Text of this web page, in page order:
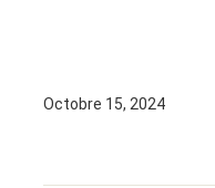
Octobre 15, 2024